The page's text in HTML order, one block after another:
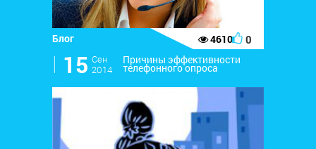
Блог 4610 0
l 15 Сен
2014
Причины эффективности
телефонного опроса